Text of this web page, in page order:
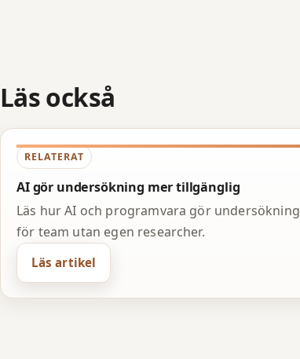
Läs också
RELATERAT
AI gör undersökning mer tillgänglig
Läs hur AI och programvara gör
för team utan egen researcher.
Läs artikel